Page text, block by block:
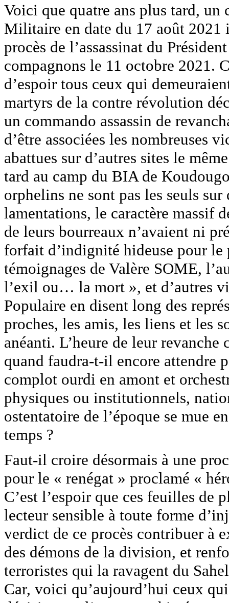
Voici que quatre ans plus tard,
Militaire en date du 17 août
procès de l’assassinat du
compagnons le 11 octobre 2021.
d’espoir tous ceux qui
martyrs de la contre révolution
un commando assassin de
d’être associées les nombreuses
abattues sur d’autres sites le
tard au camp du BIA de
orphelins ne sont pas les seuls
lamentations, le caractère massif
de leurs bourreaux n’avaient ni
forfait d’indignité hideuse pour le
témoignages de Valère SOME,
l’exil ou… la mort », et d’autres
Populaire en disent long des
proches, les amis, les liens et les
anéanti. L’heure de leur
quand faudra-t-il encore attendre
complot ourdi en amont et
physiques ou institutionnels,
ostentatoire de l’époque se mue
temps ?
Faut-il croire désormais à une
pour le « renégat » proclamé «
C’est l’espoir que ces feuilles
lecteur sensible à toute forme
verdict de ce procès contribuer à
des démons de la division, et
terroristes qui la ravagent du
Car, voici qu’aujourd’hui ceux